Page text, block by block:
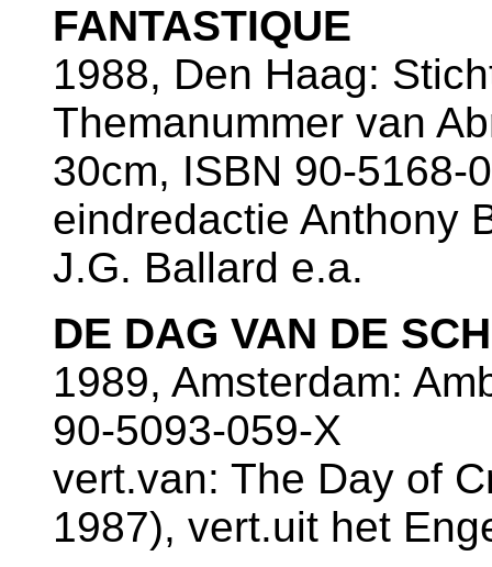
FANTASTIQUE
1988, Den Haag:
Themanummer van
30cm, ISBN 90-5168-
eindredactie Anthony
J.G. Ballard e.a.
DE DAG VAN DE
1989, Amsterdam:
90-5093-059-X
vert.van: The Day of
1987), vert.uit het